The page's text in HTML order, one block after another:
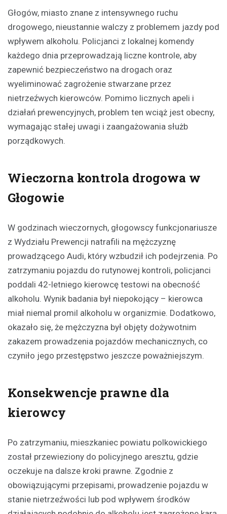
Głogów, miasto znane z intensywnego ruchu
drogowego, nieustannie walczy z problemem jazdy pod
wpływem alkoholu. Policjanci z lokalnej komendy
każdego dnia przeprowadzają liczne kontrole, aby
zapewnić bezpieczeństwo na drogach oraz
wyeliminować zagrożenie stwarzane przez
nietrzeźwych kierowców. Pomimo licznych apeli i
działań prewencyjnych, problem ten wciąż jest obecny,
wymagając stałej uwagi i zaangażowania służb
porządkowych.
Wieczorna kontrola drogowa w
Głogowie
W godzinach wieczornych, głogowscy funkcjonariusze
z Wydziału Prewencji natrafili na mężczyznę
prowadzącego Audi, który wzbudził ich podejrzenia. Po
zatrzymaniu pojazdu do rutynowej kontroli, policjanci
poddali 42-letniego kierowcę testowi na obecność
alkoholu. Wynik badania był niepokojący – kierowca
miał niemal promil alkoholu w organizmie. Dodatkowo,
okazało się, że mężczyzna był objęty dożywotnim
zakazem prowadzenia pojazdów mechanicznych, co
czyniło jego przestępstwo jeszcze poważniejszym.
Konsekwencje prawne dla
kierowcy
Po zatrzymaniu, mieszkaniec powiatu polkowickiego
został przewieziony do policyjnego aresztu, gdzie
oczekuje na dalsze kroki prawne. Zgodnie z
obowiązującymi przepisami, prowadzenie pojazdu w
stanie nietrzeźwości lub pod wpływem środków